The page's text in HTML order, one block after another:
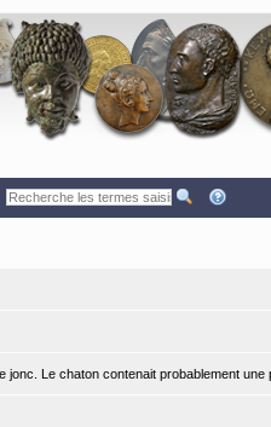
jonc. Le chaton contenait probablement